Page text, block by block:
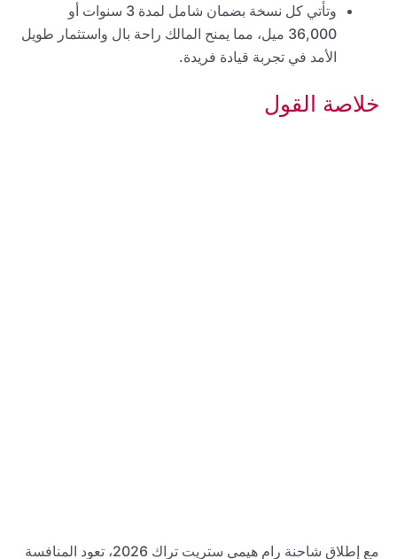
وتأتي كل نسخة بضمان شامل لمدة 3 سنوات أو
36,000 ميل، مما يمنح المالك راحة بال واستثمار طويل
الأمد في تجربة قيادة فريدة.
خلاصة القول
مع إطلاق شاحنة رام هيمي ستريت تراك 2026، تعود المنافسة